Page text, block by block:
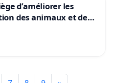
d’améliorer les
des animaux et de
en magasin